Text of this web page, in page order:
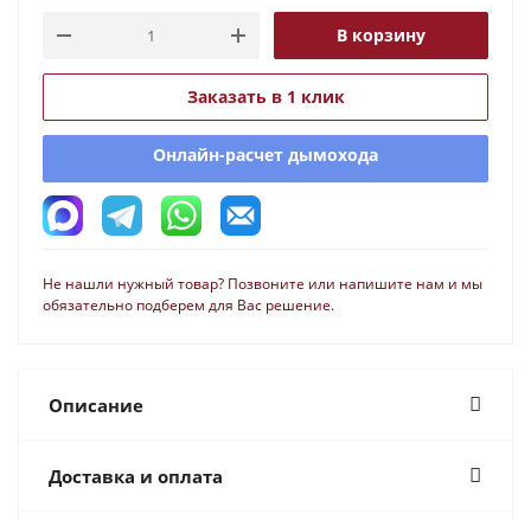
В корзину
Заказать в 1 клик
Онлайн-расчет дымохода
Не нашли нужный товар? Позвоните или напишите нам и мы
обязательно подберем для Вас решение.
Описание
Доставка и оплата